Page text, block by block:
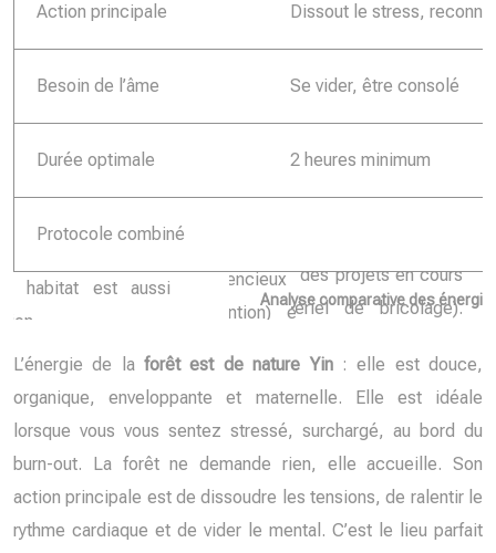
Analyse comparative des
Action principale Dissout le stress,
Besoin de l’âme Se vider, être consolé
Durée optimale 2 heures minimum
Protocole combiné
L’énergie de laforêt est de nature Yin: elle est douce,
organique, enveloppante et maternelle. Elle est idéale
lorsque vous vous sentez stressé, surchargé, au bord du
burn-out. La forêt ne demande rien, elle accueille. Son
action principale est de dissoudre les tensions, de ralentir le
rythme cardiaque et de vider le mental. C’est le lieu parfait